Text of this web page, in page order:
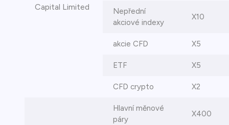
Capital Limited
Nepřední
akciové indexy
X10
akcie CFD X5
ETF X5
CFD crypto X2
Hlavní měnové
páry
X400